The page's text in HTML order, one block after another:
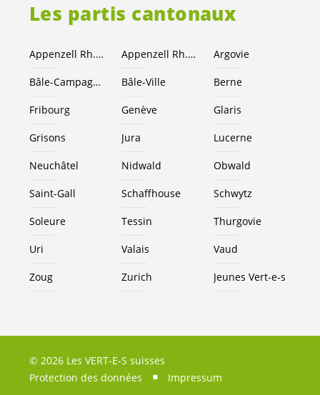
Les partis cantonaux
Appenzell Rh.-Ext. Appenzell Rh.-I. Argovie
Bâle-Campagne Bâle-Ville Berne
Fribourg Genève Glaris
Grisons Jura Lucerne
Neuchâtel Nidwald Obwald
Saint-Gall Schaffhouse Schwytz
Soleure Tessin Thurgovie
Uri Valais Vaud
Zoug Zurich Jeunes Vert-e-s
© 2026 Les VERT-E-S suisses
Protection des données
Impressum